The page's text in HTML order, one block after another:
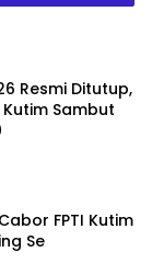
Resmi Ditutup,
Sambut
FPTI Kutim
Se